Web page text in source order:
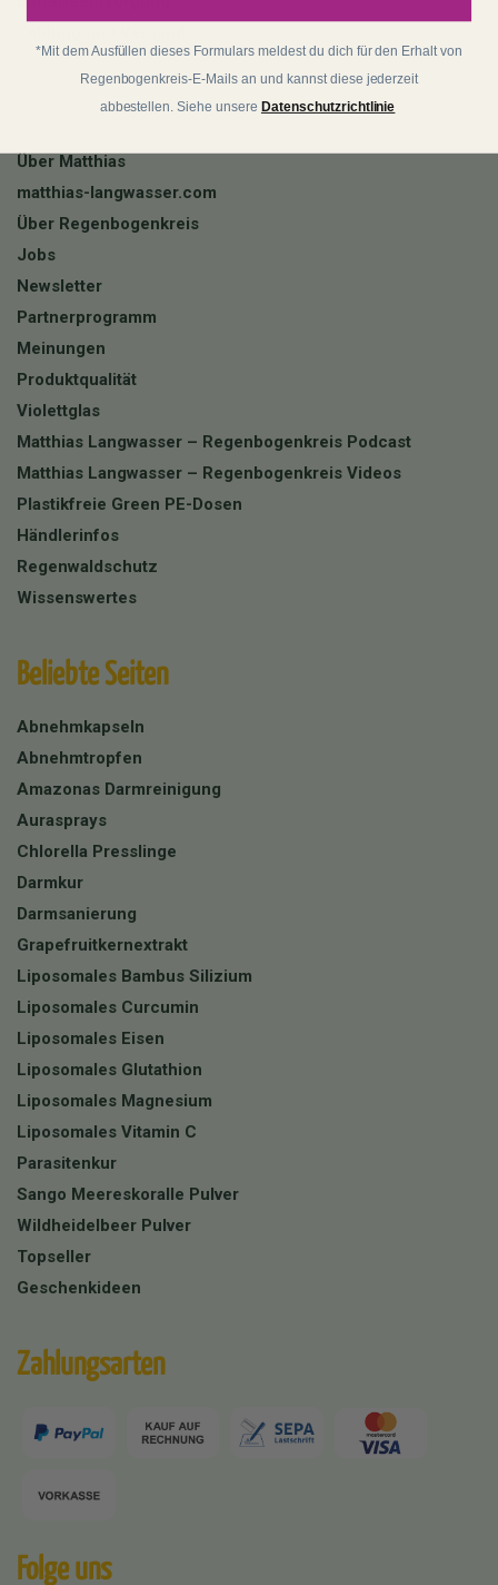
Regenbogenkreis
Über Matthias
matthias-langwasser.com
Über Regenbogenkreis
Jobs
Newsletter
Partnerprogramm
Meinungen
Produktqualität
Violettglas
Matthias Langwasser – Regenbogenkreis Podcast
Matthias Langwasser – Regenbogenkreis Videos
Plastikfreie Green PE-Dosen
Händlerinfos
Regenwaldschutz
Wissenswertes
Beliebte Seiten
Abnehmkapseln
Abnehmtropfen
Amazonas Darmreinigung
Aurasprays
Chlorella Presslinge
Darmkur
Darmsanierung
Grapefruitkernextrakt
Liposomales Bambus Silizium
Liposomales Curcumin
Liposomales Eisen
Liposomales Glutathion
Liposomales Magnesium
Liposomales Vitamin C
Parasitenkur
Sango Meereskoralle Pulver
Wildheidelbeer Pulver
Topseller
Geschenkideen
Zahlungsarten
Folge uns
*Mit dem Ausfüllen dieses Formulars meldest du dich für den Erhalt von
Regenbogenkreis-E-Mails an und kannst diese jederzeit
abbestellen. Siehe unsere Datenschutzrichtlinie